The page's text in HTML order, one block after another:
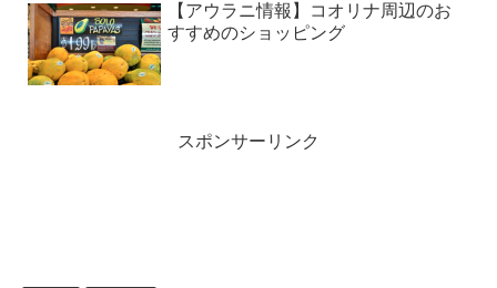
【アウラニ情報】コオリナ周辺のお
すすめのショッピング
スポンサーリンク